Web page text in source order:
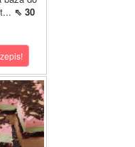
⇖ 30